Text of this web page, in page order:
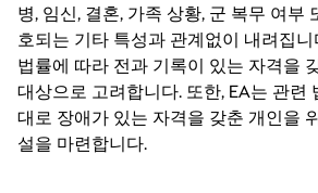
병, 임신, 결혼, 가족 상황, 군 복무 여부
호되는 기타 특성과 관계없이 내려집
법률에 따라 전과 기록이 있는 자격을
대상으로 고려합니다. 또한, EA는 관련
대로 장애가 있는 자격을 갖춘 개인을
설을 마련합니다.